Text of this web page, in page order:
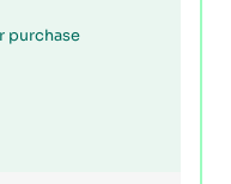
purchase